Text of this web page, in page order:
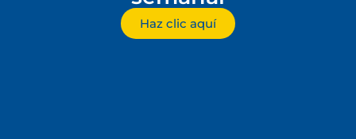
Haz clic aquí